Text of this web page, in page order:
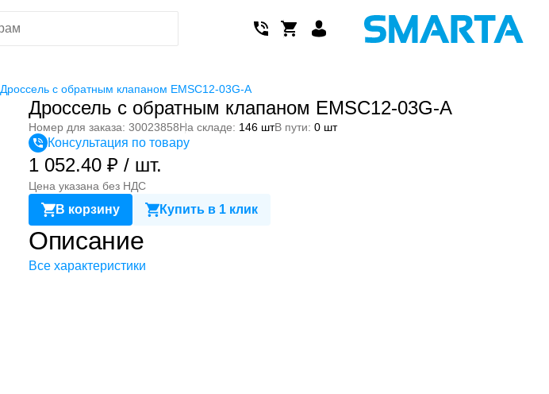
Дроссель с обратным клапаном EMSC12-03G-A
Дроссель с обратным клапаном EMSC12-03G-A
Номер для заказа: 30023858На складе: 146 штВ пути: 0 шт
Консультация по товару
1 052.40 ₽ / шт.
Цена указана без НДС
В корзину Купить в 1 клик
Описание
Все характеристики